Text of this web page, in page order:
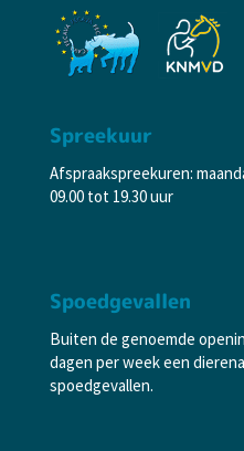
Spreekuur
Afspraakspreekuren:
09.00 tot 19.30 uur
Spoedgevallen
Buiten de genoemde
dagen per week een
spoedgevallen.